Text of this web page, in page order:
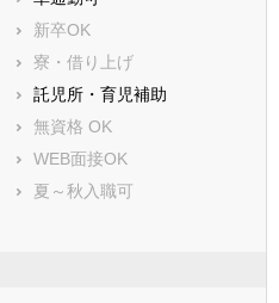
新卒OK
寮・借り上げ
託児所・育児補助
無資格 OK
WEB面接OK
夏～秋入職可